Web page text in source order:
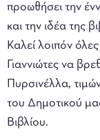
προωθήσει την
και την ιδέα της
Καλεί λοιπόν όλες
Γιαννιώτες να
Πυρσινέλλα,
του Δημοτικού
Βιβλίου.